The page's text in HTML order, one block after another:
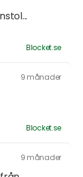
Blocket.se
9 månader
Blocket.se
9 månader